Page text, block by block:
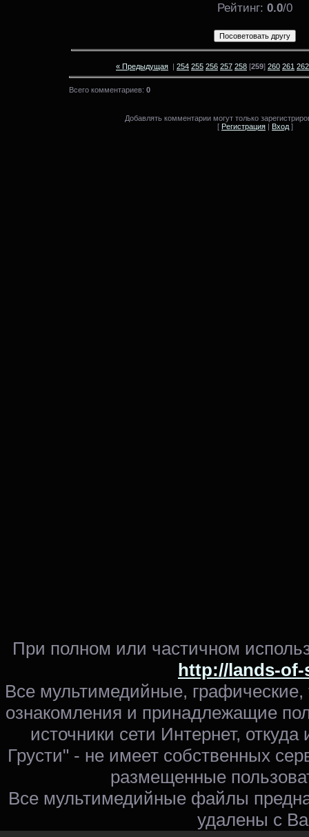
Рейтинг: 0.0/0
« Предыдущая | 254 255 256 257 258 [259] 260 261 262
Всего комментариев: 0
Добавлять комментарии могут только
[ Регистрация Вход ]
При полном или частичном
http://lands-
Все мультимедийные,
ознакомления и принадлежащие
источники сети Интернет,
Грусти" - не имеет собственных
размещенные
Все мультимедийные файлы
удалены с